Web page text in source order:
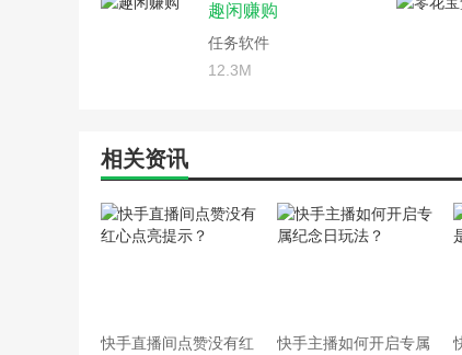
趣闲赚购
任务软件
12.3M
相关资讯
快手直播间点赞没有红
快手主播如何开启专属